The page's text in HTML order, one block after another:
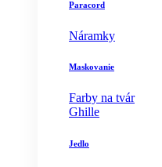
Paracord
Náramky
Maskovanie
Farby na tvár
Ghille
Jedlo